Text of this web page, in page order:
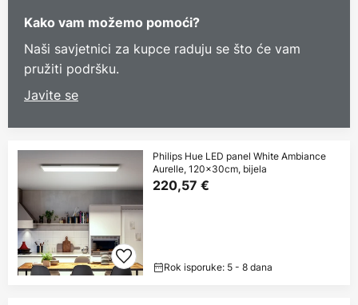
Kako vam možemo pomoći?
Naši savjetnici za kupce raduju se što će vam
pružiti podršku.
Javite se
Philips Hue LED panel White Ambiance
Aurelle, 120x30cm, bijela
220,57 €
Rok isporuke: 5 - 8 dana